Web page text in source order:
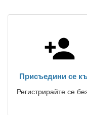
Присъедини се
Регистрирайте се